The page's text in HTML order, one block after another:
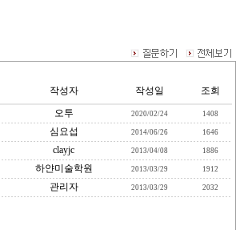
작성자 작성일 조회
오투 2020/02/24 1408
심요섭 2014/06/26 1646
clayjc 2013/04/08 1886
하얀미술학원 2013/03/29 1912
관리자 2013/03/29 2032